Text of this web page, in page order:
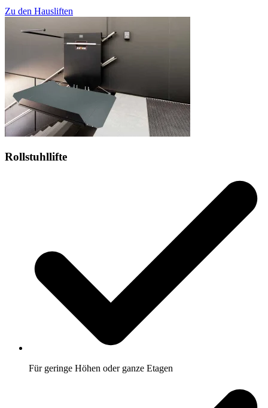
Zu den Hausliften
Rollstuhllifte
Für geringe Höhen oder ganze Etagen